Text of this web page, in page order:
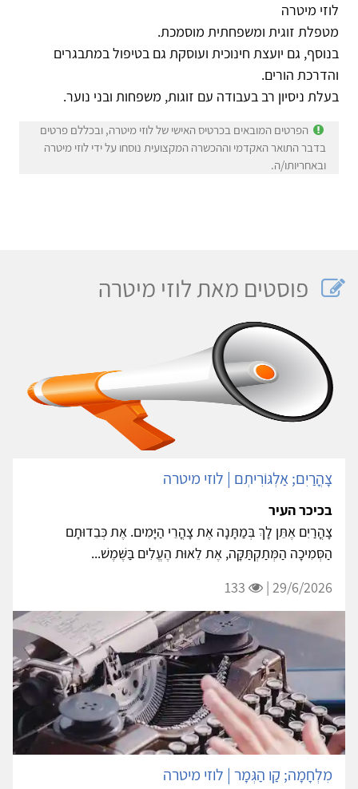
לוזי מיטרה
מטפלת זוגית ומשפחתית מוסמכת.
בנוסף, גם יועצת חינוכית ועוסקת גם בטיפול במתבגרים
והדרכת הורים.
בעלת ניסיון רב בעבודה עם זוגות, משפחות ובני נוער.
הפרטים המובאים בכרטיס האישי של לוזי מיטרה, ובכללם פרטים
בדבר התואר האקדמי וההכשרה המקצועית נוסחו על ידי לוזי מיטרה
ובאחריותו/ה.
פוסטים מאת לוזי מיטרה
צָהֳרַיִם; אַלְגּוֹרִיתְם | לוזי מיטרה
בכיכר העיר
צָהֳרַיִם אֶתֵּן לָךְ בְּמַתָּנָה אֶת צָהֳרֵי הַיָּמִים. אֶת כְּבֵדוּתָם
הַסְּמִיכָה הַמְּתַקְתַּקָּה, אֶת לֵאוּת הֶעֱלִים בַּשֶּׁמֶשׁ...
29/6/2026 |
מִלְחָמָה; קַו הַגְּמָר | לוזי מיטרה